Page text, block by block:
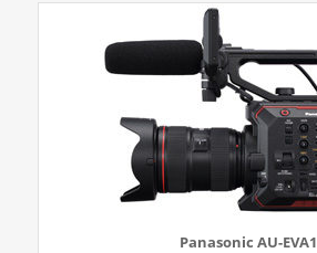
Panasonic AU-EVA1